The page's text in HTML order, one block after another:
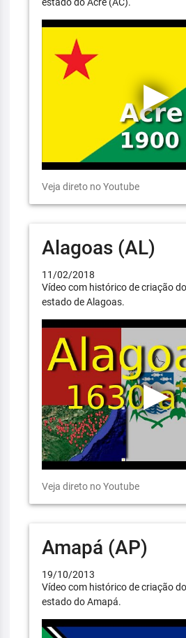
Veja direto no Youtube
Alagoas (AL)
11/02/2018
Vídeo com histórico de criação
estado de Alagoas.
Veja direto no Youtube
Amapá (AP)
19/10/2013
Vídeo com histórico de criação
estado do Amapá.